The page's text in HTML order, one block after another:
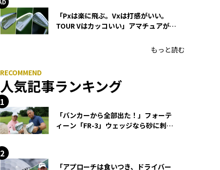
「Pxは楽に飛ぶ。Vxは打感がいい。
TOUR Vはカッコいい」アマチュアが選
もっと読む
人気記事ランキング
「バンカーから全部出た！」フォーテ
ィーン「FR-3」ウェッジなら砂に刺さ
「アプローチは食いつき、ドライバー